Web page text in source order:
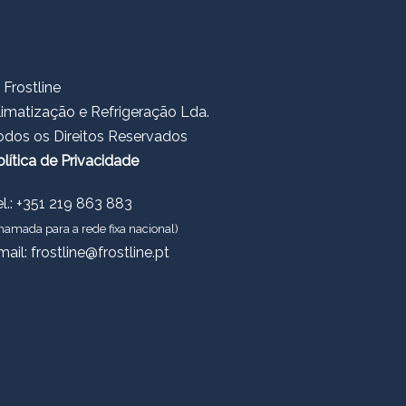
e Refrigeração Lda.
os Direitos Reservados
de Privacidade
+351 219 863 883
para a rede fixa nacional)
frostline@frostline.pt